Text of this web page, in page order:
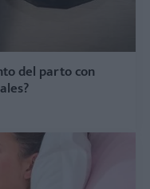
del parto con